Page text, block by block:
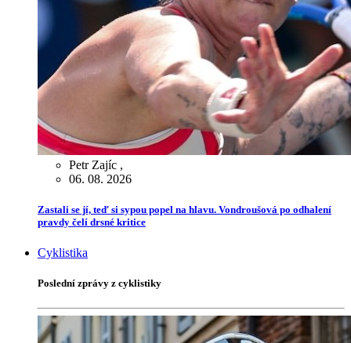
Petr Zajíc ,
06. 08. 2026
Zastali se jí, teď si sypou popel na hlavu. Vondroušová po odhalení
pravdy čelí drsné kritice
Cyklistika
Poslední zprávy z cyklistiky